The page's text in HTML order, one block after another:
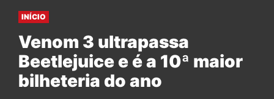
INÍCIO
Venom 3 ultrapassa
Beetlejuice e é a 10ª maior
bilheteria do ano